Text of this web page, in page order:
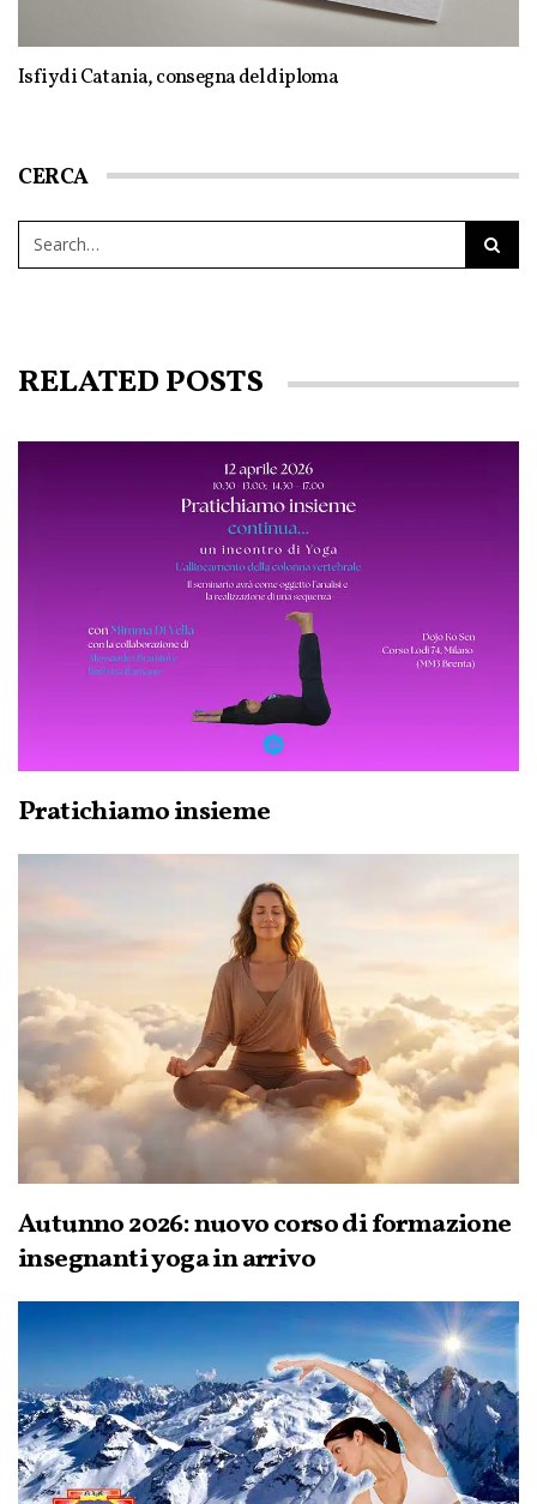
Isfiy di Catania, consegna del diploma
CERCA
RELATED POSTS
Pratichiamo insieme
Autunno 2026: nuovo corso di formazione
insegnanti yoga in arrivo